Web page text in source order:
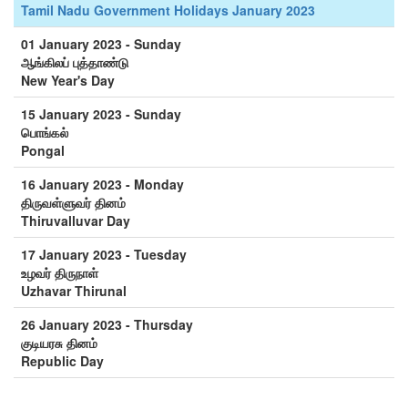
Tamil Nadu Government Holidays January 2023
01 January 2023 - Sunday
ஆங்கிலப் புத்தாண்டு
New Year's Day
15 January 2023 - Sunday
பொங்கல்
Pongal
16 January 2023 - Monday
திருவள்ளுவர் தினம்
Thiruvalluvar Day
17 January 2023 - Tuesday
உழவர் திருநாள்
Uzhavar Thirunal
26 January 2023 - Thursday
குடியரசு தினம்
Republic Day